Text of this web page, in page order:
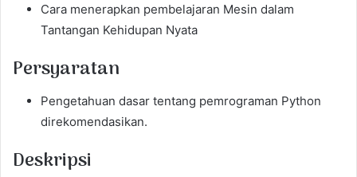
Cara menerapkan pembelajaran Mesin dalam
Tantangan Kehidupan Nyata
Persyaratan
Pengetahuan dasar tentang pemrograman Python
direkomendasikan.
Deskripsi